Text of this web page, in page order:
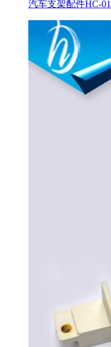
汽车支架配件HC-01